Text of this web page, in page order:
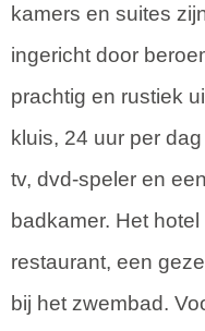
kamers en suites
ingericht door
prachtig en rustiek
kluis, 24 uur per
tv, dvd-speler en
badkamer. Het
restaurant, een
bij het zwembad.